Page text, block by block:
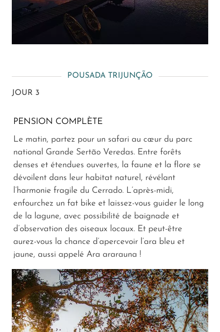
POUSADA TRIJUNÇÃO
JOUR 3
PENSION COMPLÈTE
Le matin, partez pour un safari au cœur du parc
national Grande Sertão Veredas. Entre forêts
denses et étendues ouvertes, la faune et la flore se
dévoilent dans leur habitat naturel, révélant
l’harmonie fragile du Cerrado. L’après-midi,
enfourchez un fat bike et laissez-vous guider le long
de la lagune, avec possibilité de baignade et
d’observation des oiseaux locaux. Et peut-être
aurez-vous la chance d’apercevoir l’ara bleu et
jaune, aussi appelé Ara ararauna !